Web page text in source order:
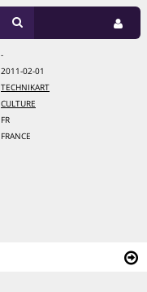
-
2011-02-01
TECHNIKART
CULTURE
FR
FRANCE